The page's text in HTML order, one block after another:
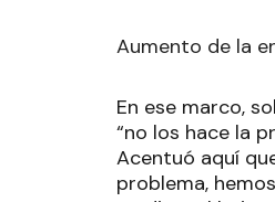
Aumento de la
En ese marco,
“no los hace la
Acentuó aquí
problema,